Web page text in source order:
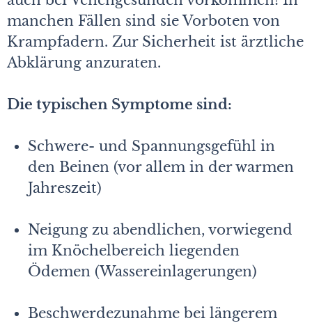
manchen Fällen sind sie Vorboten von
Krampfadern. Zur Sicherheit ist ärztliche
Abklärung anzuraten.
Die typischen Symptome sind:
Schwere- und Spannungsgefühl in
den Beinen (vor allem in der warmen
Jahreszeit)
Neigung zu abendlichen, vorwiegend
im Knöchelbereich liegenden
Ödemen (Wassereinlagerungen)
Beschwerdezunahme bei längerem